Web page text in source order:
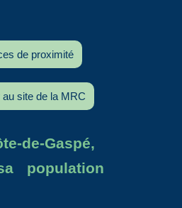
de proximité
site de la MRC
de-Gaspé,
population